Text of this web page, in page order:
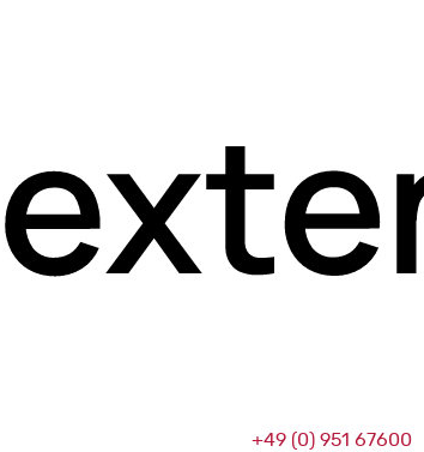
+49 (0) 951 67600